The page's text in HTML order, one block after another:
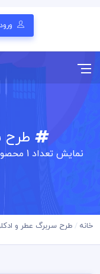
طرح
نمایش تعداد1
خانه طرح سربرگ عطر و